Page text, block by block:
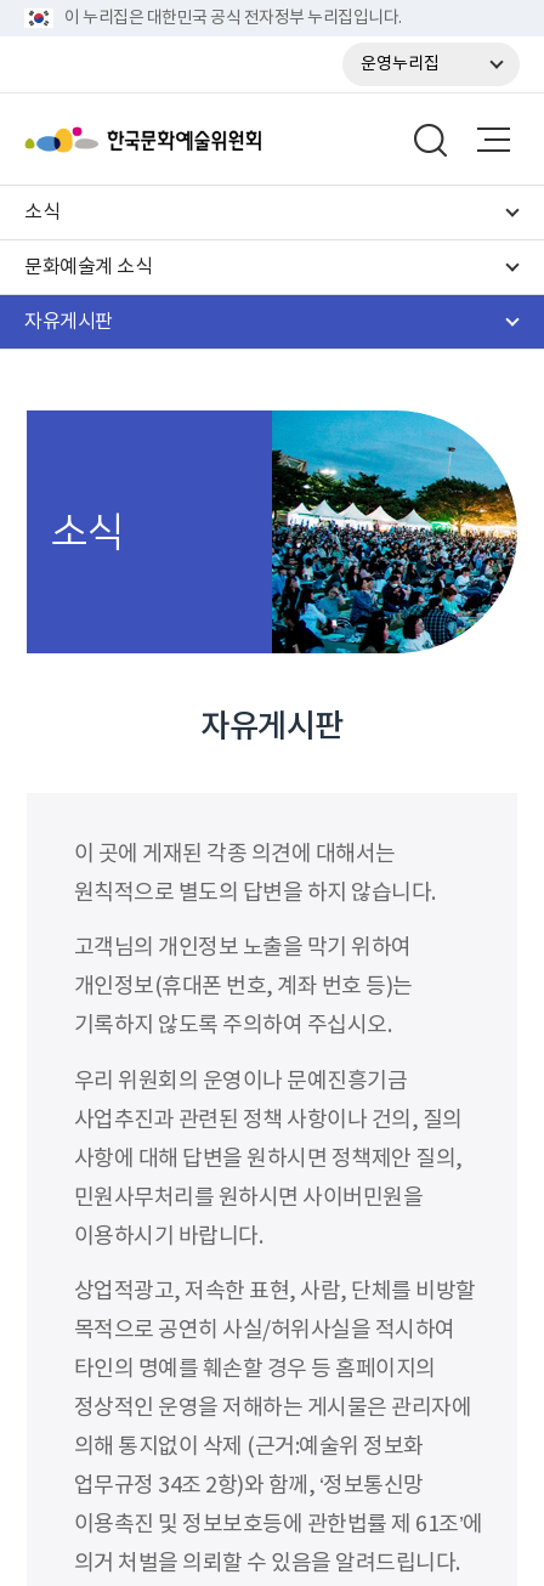
이 누리집은 대한민국 공식 전자정부 누리집입니다.
운영누리집
소식
문화예술계 소식
자유게시판
소식
자유게시판
이 곳에 게재된 각종 의견에 대해서는
원칙적으로 별도의 답변을 하지 않습니다.
고객님의 개인정보 노출을 막기 위하여
개인정보(휴대폰 번호, 계좌 번호 등)는
기록하지 않도록 주의하여 주십시오.
우리 위원회의 운영이나 문예진흥기금
사업추진과 관련된 정책 사항이나 건의, 질의
사항에 대해 답변을 원하시면 정책제안 질의,
민원사무처리를 원하시면 사이버민원을
이용하시기 바랍니다.
상업적광고, 저속한 표현, 사람, 단체를 비방할
목적으로 공연히 사실/허위사실을 적시하여
타인의 명예를 훼손할 경우 등 홈페이지의
정상적인 운영을 저해하는 게시물은 관리자에
의해 통지없이 삭제 (근거:예술위 정보화
업무규정 34조 2항)와 함께, ‘정보통신망
이용촉진 및 정보보호등에 관한법률 제 61조’에
의거 처벌을 의뢰할 수 있음을 알려드립니다.